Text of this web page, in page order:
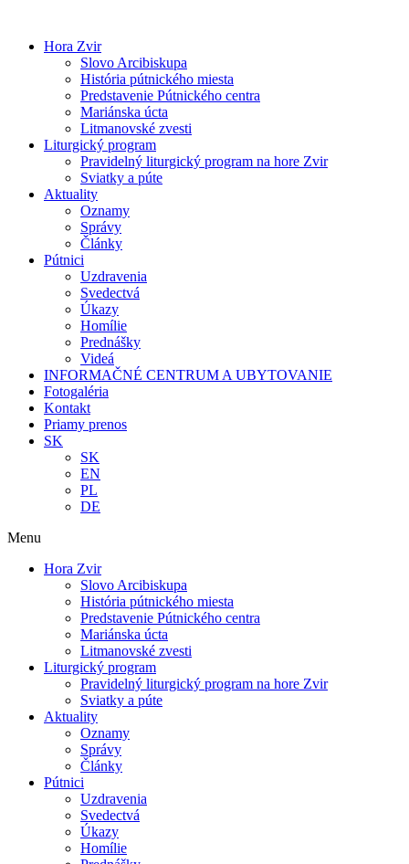
obsah
Hora Zvir
Slovo Arcibiskupa
História pútnického miesta
Predstavenie Pútnického centra
Mariánska úcta
Litmanovské zvesti
Liturgický program
Pravidelný liturgický program na hore Zvir
Sviatky a púte
Aktuality
Oznamy
Správy
Články
Pútnici
Uzdravenia
Svedectvá
Úkazy
Homílie
Prednášky
Videá
INFORMAČNÉ CENTRUM A UBYTOVANIE
Fotogaléria
Kontakt
Priamy prenos
SK
SK
EN
PL
DE
Menu
Hora Zvir
Slovo Arcibiskupa
História pútnického miesta
Predstavenie Pútnického centra
Mariánska úcta
Litmanovské zvesti
Liturgický program
Pravidelný liturgický program na hore Zvir
Sviatky a púte
Aktuality
Oznamy
Správy
Články
Pútnici
Uzdravenia
Svedectvá
Úkazy
Homílie